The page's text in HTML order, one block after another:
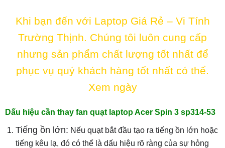
Khi bạn đến với Laptop Giá Rẻ – Vi Tính
Trường Thịnh. Chúng tôi luôn cung cấp
nhưng sản phẩm chất lượng tốt nhất để
phục vụ quý khách hàng tốt nhất có thể.
Xem ngày
Dấu hiệu cần thay fan quạt laptop Acer Spin 3 sp314-53
Tiếng ồn lớn: Nếu quạt bắt đầu tạo ra tiếng ồn lớn hoặc
tiếng kêu lạ, đó có thể là dấu hiệu rõ ràng của sự hỏng